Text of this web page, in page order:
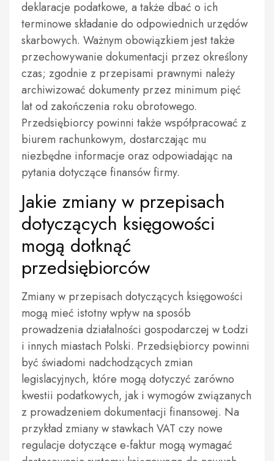
deklaracje podatkowe, a także dbać o ich
terminowe składanie do odpowiednich urzędów
skarbowych. Ważnym obowiązkiem jest także
przechowywanie dokumentacji przez określony
czas; zgodnie z przepisami prawnymi należy
archiwizować dokumenty przez minimum pięć
lat od zakończenia roku obrotowego.
Przedsiębiorcy powinni także współpracować z
biurem rachunkowym, dostarczając mu
niezbędne informacje oraz odpowiadając na
pytania dotyczące finansów firmy.
Jakie zmiany w przepisach
dotyczących księgowości
mogą dotknąć
przedsiębiorców
Zmiany w przepisach dotyczących księgowości
mogą mieć istotny wpływ na sposób
prowadzenia działalności gospodarczej w Łodzi
i innych miastach Polski. Przedsiębiorcy powinni
być świadomi nadchodzących zmian
legislacyjnych, które mogą dotyczyć zarówno
kwestii podatkowych, jak i wymogów związanych
z prowadzeniem dokumentacji finansowej. Na
przykład zmiany w stawkach VAT czy nowe
regulacje dotyczące e-faktur mogą wymagać